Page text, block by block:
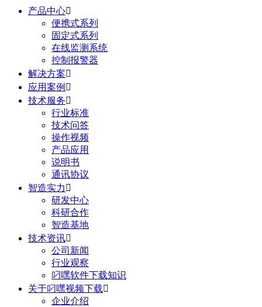
产品中心
便携式系列
固定式系列
在线监测系统
控制报警器
解决方案
应用案例 
技术服务
行业标准
技术问答
操作视频
产品应用
说明书
通讯协议
智造实力 
研发中心
科研合作
智造基地
技术资讯
公司新闻
行业观察
叼嘿软件下载知识
关于叼嘿视频下载
企业介绍